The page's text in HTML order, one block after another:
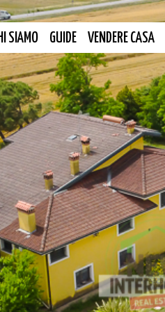
SIAMO GUIDE VENDERE CASA